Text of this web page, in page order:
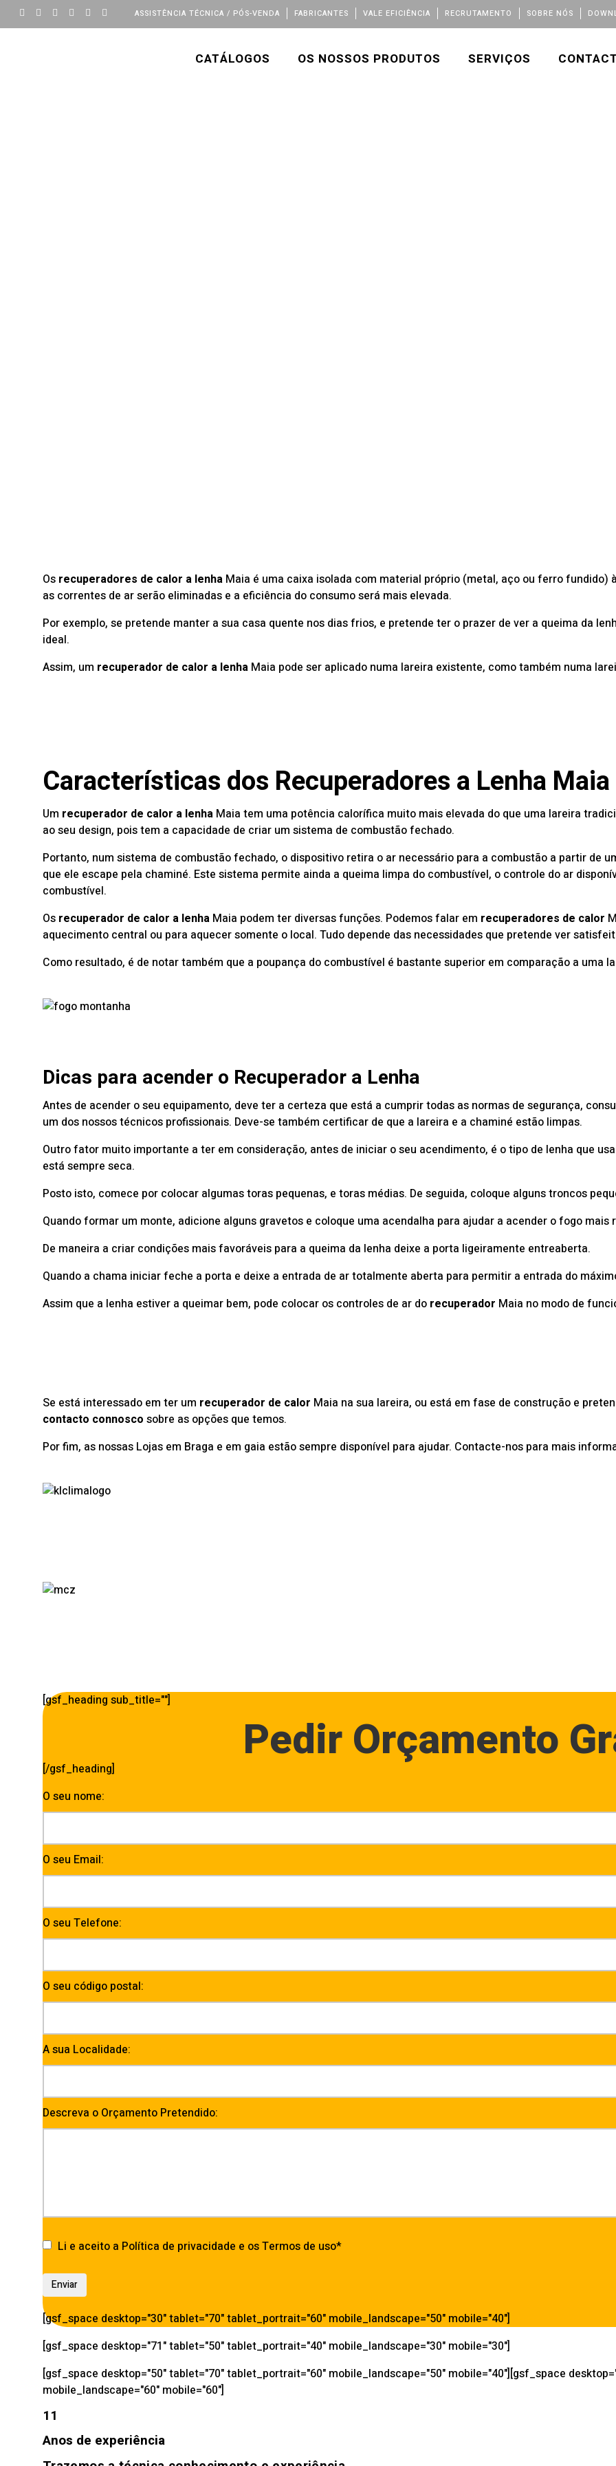
ASSISTÊNCIA TÉCNICA / PÓS-VENDA FABRICANTES VALE EFICIÊNCIA RECRUTAMENTO SOBRE NÓS
CATÁLOGOS OS NOSSOS PRODUTOS SERVIÇOS
Os recuperadores de calor a lenha Maia é uma caixa isolada com material próprio (metal, aço ou ferro fundido)
as correntes de ar serão eliminadas e a eficiência do consumo será mais elevada.
Por exemplo, se pretende manter a sua casa quente nos dias frios, e pretende ter o prazer de ver a queima da
ideal.
Assim, um recuperador de calor a lenha Maia pode ser aplicado numa lareira existente, como também numa
Características dos Recuperadores a Lenha Maia
Um recuperador de calor a lenha Maia tem uma potência calorífica muito mais elevada do que uma lareira
ao seu design, pois tem a capacidade de criar um sistema de combustão fechado.
Portanto, num sistema de combustão fechado, o dispositivo retira o ar necessário para a combustão a partir de
que ele escape pela chaminé. Este sistema permite ainda a queima limpa do combustível, o controle do ar
combustível.
Os recuperador de calor a lenha Maia podem ter diversas funções. Podemos falar em recuperadores de calor
aquecimento central ou para aquecer somente o local. Tudo depende das necessidades que pretende ver
Como resultado, é de notar também que a poupança do combustível é bastante superior em comparação a uma
Dicas para acender o Recuperador a Lenha
Antes de acender o seu equipamento, deve ter a certeza que está a cumprir todas as normas de segurança,
um dos nossos técnicos profissionais. Deve-se também certificar de que a lareira e a chaminé estão limpas.
Outro fator muito importante a ter em consideração, antes de iniciar o seu acendimento, é o tipo de lenha que
está sempre seca.
Posto isto, comece por colocar algumas toras pequenas, e toras médias. De seguida, coloque alguns troncos
Quando formar um monte, adicione alguns gravetos e coloque uma acendalha para ajudar a acender o fogo mais
De maneira a criar condições mais favoráveis para a queima da lenha deixe a porta ligeiramente entreaberta.
Quando a chama iniciar feche a porta e deixe a entrada de ar totalmente aberta para permitir a entrada do
Assim que a lenha estiver a queimar bem, pode colocar os controles de ar do recuperador Maia no modo de
Se está interessado em ter um recuperador de calor Maia na sua lareira, ou está em fase de construção e
contacto connosco sobre as opções que temos.
Por fim, as nossas Lojas em Braga e em gaia estão sempre disponível para ajudar. Contacte-nos para mais
[gsf_heading sub_title=""]
Pedir Orçamento
[/gsf_heading]
O seu nome:
O seu Email:
O seu Telefone:
O seu código postal:
A sua Localidade:
Descreva o Orçamento Pretendido:
Li e aceito a Política de privacidade e os Termos de uso*
[gsf_space desktop="30" tablet="70" tablet_portrait="60" mobile_landscape="50" mobile="40"]
[gsf_space desktop="71" tablet="50" tablet_portrait="40" mobile_landscape="30" mobile="30"]
[gsf_space desktop="50" tablet="70" tablet_portrait="60" mobile_landscape="50" mobile="40"][gsf_space
mobile_landscape="60" mobile="60"]
11
Anos de experiência